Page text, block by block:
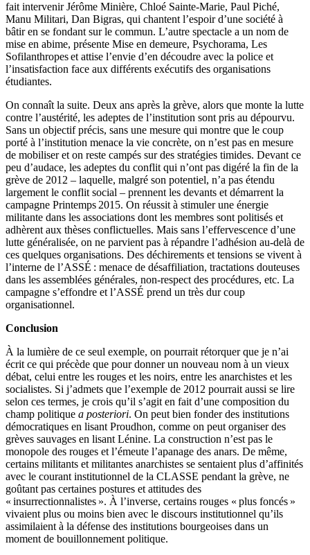
fait intervenir Jérôme Minière, Chloé Sainte-Marie, Paul Piché,
Manu Militari, Dan Bigras, qui chantent l’espoir d’une société à
bâtir en se fondant sur le commun. L’autre spectacle a un nom de
mise en abime, présente Mise en demeure, Psychorama, Les
Sofilanthropes et attise l’envie d’en découdre avec la police et
l’insatisfaction face aux différents exécutifs des organisations
étudiantes.
On connaît la suite. Deux ans après la grève, alors que monte la lutte
contre l’austérité, les adeptes de l’institution sont pris au dépourvu.
Sans un objectif précis, sans une mesure qui montre que le coup
porté à l’institution menace la vie concrète, on n’est pas en mesure
de mobiliser et on reste campés sur des stratégies timides. Devant ce
peu d’audace, les adeptes du conflit qui n’ont pas digéré la fin de la
grève de 2012 – laquelle, malgré son potentiel, n’a pas étendu
largement le conflit social – prennent les devants et démarrent la
campagne Printemps 2015. On réussit à stimuler une énergie
militante dans les associations dont les membres sont politisés et
adhèrent aux thèses conflictuelles. Mais sans l’effervescence d’une
lutte généralisée, on ne parvient pas à répandre l’adhésion au-delà de
ces quelques organisations. Des déchirements et tensions se vivent à
l’interne de l’ASSÉ : menace de désaffiliation, tractations douteuses
dans les assemblées générales, non-respect des procédures, etc. La
campagne s’effondre et l’ASSÉ prend un très dur coup
organisationnel.
Conclusion
À la lumière de ce seul exemple, on pourrait rétorquer que je n’ai
écrit ce qui précède que pour donner un nouveau nom à un vieux
débat, celui entre les rouges et les noirs, entre les anarchistes et les
socialistes. Si j’admets que l’exemple de 2012 pourrait aussi se lire
selon ces termes, je crois qu’il s’agit en fait d’une composition du
champ politique a posteriori. On peut bien fonder des institutions
démocratiques en lisant Proudhon, comme on peut organiser des
grèves sauvages en lisant Lénine. La construction n’est pas le
monopole des rouges et l’émeute l’apanage des anars. De même,
certains militants et militantes anarchistes se sentaient plus d’affinités
avec le courant institutionnel de la CLASSE pendant la grève, ne
goûtant pas certaines postures et attitudes des
« insurrectionnalistes ». À l’inverse, certains rouges « plus foncés »
vivaient plus ou moins bien avec le discours institutionnel qu’ils
assimilaient à la défense des institutions bourgeoises dans un
moment de bouillonnement politique.